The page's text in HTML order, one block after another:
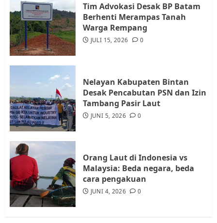
4
Datangi Pemko Batam, Warga
Rempang Protes Lahan Mereka
Diambil untuk Sekolah Rakyat
5
Warga Rempang Ajukan
Audiensi dengan Wali Kota
Batam, Soroti Aktivitas yang
Resahkan Warga
Tim Advokasi Desak BP Batam
Berhenti Merampas Tanah
Warga Rempang
JULI 15, 2026 0
Nelayan Kabupaten Bintan
Desak Pencabutan PSN dan Izin
Tambang Pasir Laut
JUNI 5, 2026 0
Orang Laut di Indonesia vs
Malaysia: Beda negara, beda
cara pengakuan
JUNI 4, 2026 0